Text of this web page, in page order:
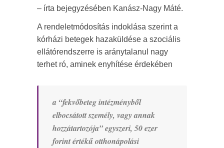
– írta bejegyzésében Kanász-Nagy Máté.
A rendeletmódosítás indoklása szerint a
kórházi betegek hazaküldése a szociális
ellátórendszerre is aránytalanul nagy
terhet ró, aminek enyhítése érdekében
a “fekvőbeteg intézményből
elbocsátott személy, vagy annak
hozzátartozója”egyszeri, 50 ezer
forint értékű otthonápolási